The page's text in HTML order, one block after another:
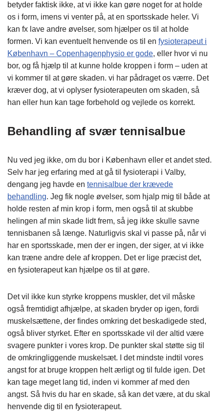
betyder faktisk ikke, at vi ikke kan gøre noget for at holde
os i form, imens vi venter på, at en sportsskade heler. Vi
kan fx lave andre øvelser, som hjælper os til at holde
formen. Vi kan eventuelt henvende os til en fysioterapeut i
København – Copenhagenphysio er gode, eller hvor vi nu
bor, og få hjælp til at kunne holde kroppen i form – uden at
vi kommer til at gøre skaden. vi har pådraget os værre. Det
kræver dog, at vi oplyser fysioterapeuten om skaden, så
han eller hun kan tage forbehold og vejlede os korrekt.
Behandling af svær tennisalbue
Nu ved jeg ikke, om du bor i København eller et andet sted.
Selv har jeg erfaring med at gå til fysioterapi i Valby,
dengang jeg havde en tennisalbue der krævede
behandling. Jeg fik nogle øvelser, som hjalp mig til både at
holde resten af min krop i form, men også til at skubbe
helingen af min skade lidt frem, så jeg ikke skulle savne
tennisbanen så længe. Naturligvis skal vi passe på, når vi
har en sportsskade, men der er ingen, der siger, at vi ikke
kan træne andre dele af kroppen. Det er lige præcist det,
en fysioterapeut kan hjælpe os til at gøre.
Det vil ikke kun styrke kroppens muskler, det vil måske
også fremtidigt afhjælpe, at skaden bryder op igen, fordi
muskelsættene, der findes omkring det beskadigede sted,
også bliver styrket. Efter en sportsskade vil der altid være
svagere punkter i vores krop. De punkter skal støtte sig til
de omkringliggende muskelsæt. I det mindste indtil vores
angst for at bruge kroppen helt ærligt og til fulde igen. Det
kan tage meget lang tid, inden vi kommer af med den
angst. Så hvis du har en skade, så kan det være, at du skal
henvende dig til en fysioterapeut.